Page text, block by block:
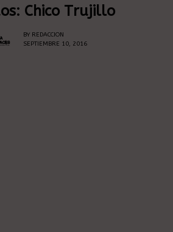
Chico Trujillo
BY REDACCION
SEPTIEMBRE 10, 2016